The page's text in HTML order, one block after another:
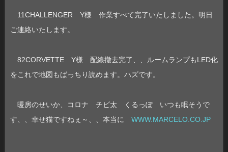
11CHALLENGER Y様 作業すべて完了いたしました。明日
ご連絡いたします。
82CORVETTE Y様 配線撤去完了、、ルームランプもLED化
をこれで地図もばっちり読めます。ハズです。
暖房のせいか、コロナ チビ太 くるっぽ いつも眠そうで
す、、幸せ猫ですねぇ～、、本当に WWW.MARCELO.CO.JP